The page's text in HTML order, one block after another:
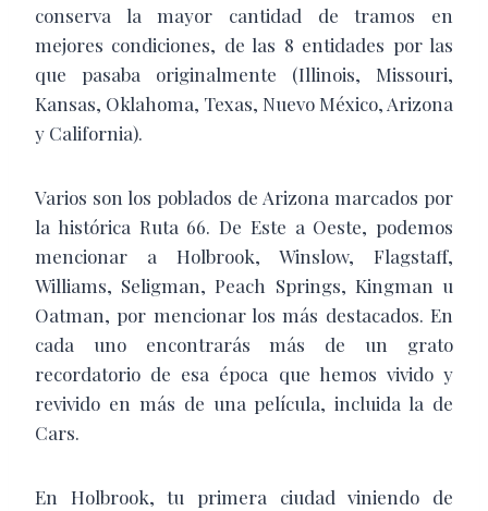
conserva la mayor cantidad de tramos en
mejores condiciones, de las 8 entidades por las
que pasaba originalmente (Illinois, Missouri,
Kansas, Oklahoma, Texas, Nuevo México, Arizona
y California).
Varios son los poblados de Arizona marcados por
la histórica Ruta 66. De Este a Oeste, podemos
mencionar a Holbrook, Winslow, Flagstaff,
Williams, Seligman, Peach Springs, Kingman u
Oatman, por mencionar los más destacados. En
cada uno encontrarás más de un grato
recordatorio de esa época que hemos vivido y
revivido en más de una película, incluida la de
Cars.
En Holbrook, tu primera ciudad viniendo de